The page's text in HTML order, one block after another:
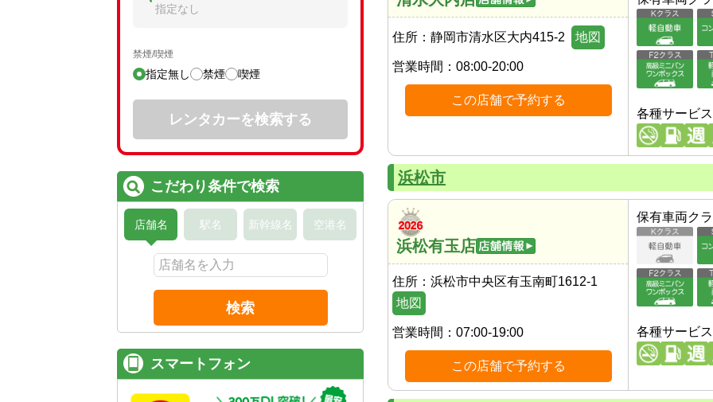
住所： 静岡市清水区大内415-2 地図
営業時間： 08:00-20:00
この店舗で予約する
各種サービス
浜松市
浜松有玉店
住所： 浜松市中央区有玉南町1612-1
地図
営業時間： 07:00-19:00
この店舗で予約する
保有車両ク
各種サービス
指定なし
禁煙/喫煙
指定無し 禁煙 喫煙
レンタカーを検索する
こだわり条件で検索
店舗名 駅名 新幹線名 空港名
検索
スマートフォン